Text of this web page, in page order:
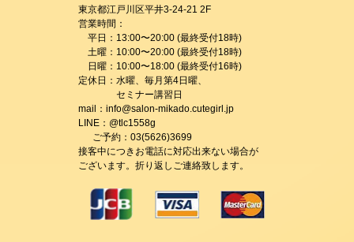
東京都江戸川区平井3-24-21 2F
営業時間：
平日：13:00〜20:00 (最終受付18時)
土曜：10:00〜20:00 (最終受付18時)
日曜：10:00〜18:00 (最終受付16時)
定休日：水曜、毎月第4日曜、
セミナー講習日
mail：info@salon-mikado.cutegirl.jp
LINE：@tlc1558g
ご予約：03(5626)3699
接客中につきお電話に対応出来ない場合が
ございます。折り返しご連絡致します。